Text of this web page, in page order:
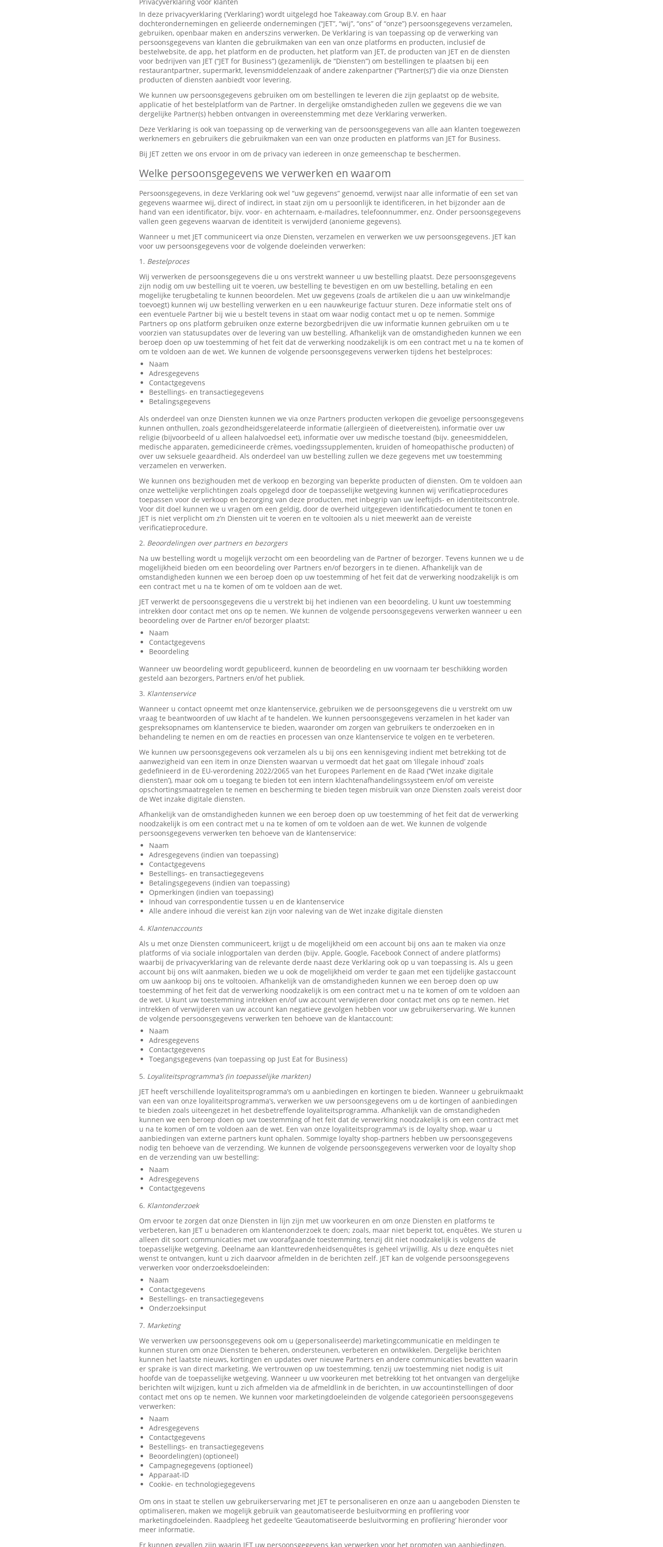
In deze privacyverklaring (‘Verklaring’) wordt uitgelegd hoe Takeaway.com Group B.V. en haar
dochterondernemingen en gelieerde ondernemingen (“JET”, “wij”, “ons” of “onze”) persoonsgegevens verzamelen,
gebruiken, openbaar maken en anderszins verwerken. De Verklaring is van toepassing op de verwerking van
persoonsgegevens van klanten die gebruikmaken van een van onze platforms en producten, inclusief de
bestelwebsite, de app, het platform en de producten, het platform van JET, de producten van JET en de diensten
voor bedrijven van JET (“JET for Business”) (gezamenlijk, de “Diensten”) om bestellingen te plaatsen bij een
restaurantpartner, supermarkt, levensmiddelenzaak of andere zakenpartner (“Partner(s)”) die via onze Diensten
producten of diensten aanbiedt voor levering.
We kunnen uw persoonsgegevens gebruiken om om bestellingen te leveren die zijn geplaatst op de website,
applicatie of het bestelplatform van de Partner. In dergelijke omstandigheden zullen we gegevens die we van
dergelijke Partner(s) hebben ontvangen in overeenstemming met deze Verklaring verwerken.
Deze Verklaring is ook van toepassing op de verwerking van de persoonsgegevens van alle aan klanten toegewezen
werknemers en gebruikers die gebruikmaken van een van onze producten en platforms van JET for Business.
Bij JET zetten we ons ervoor in om de privacy van iedereen in onze gemeenschap te beschermen.
Welke persoonsgegevens we verwerken en waarom
Persoonsgegevens, in deze Verklaring ook wel “uw gegevens” genoemd, verwijst naar alle informatie of een set van
gegevens waarmee wij, direct of indirect, in staat zijn om u persoonlijk te identificeren, in het bijzonder aan de
hand van een identificator, bijv. voor- en achternaam, e-mailadres, telefoonnummer, enz. Onder persoonsgegevens
vallen geen gegevens waarvan de identiteit is verwijderd (anonieme gegevens).
Wanneer u met JET communiceert via onze Diensten, verzamelen en verwerken we uw persoonsgegevens. JET kan
voor uw persoonsgegevens voor de volgende doeleinden verwerken:
1. Bestelproces
Wij verwerken de persoonsgegevens die u ons verstrekt wanneer u uw bestelling plaatst. Deze persoonsgegevens
zijn nodig om uw bestelling uit te voeren, uw bestelling te bevestigen en om uw bestelling, betaling en een
mogelijke terugbetaling te kunnen beoordelen. Met uw gegevens (zoals de artikelen die u aan uw winkelmandje
toevoegt) kunnen wij uw bestelling verwerken en u een nauwkeurige factuur sturen. Deze informatie stelt ons of
een eventuele Partner bij wie u bestelt tevens in staat om waar nodig contact met u op te nemen. Sommige
Partners op ons platform gebruiken onze externe bezorgbedrijven die uw informatie kunnen gebruiken om u te
voorzien van statusupdates over de levering van uw bestelling. Afhankelijk van de omstandigheden kunnen we een
beroep doen op uw toestemming of het feit dat de verwerking noodzakelijk is om een contract met u na te komen of
om te voldoen aan de wet. We kunnen de volgende persoonsgegevens verwerken tijdens het bestelproces:
Naam
Adresgegevens
Contactgegevens
Bestellings- en transactiegegevens
Betalingsgegevens
Als onderdeel van onze Diensten kunnen we via onze Partners producten verkopen die gevoelige persoonsgegevens
kunnen onthullen, zoals gezondheidsgerelateerde informatie (allergieën of dieetvereisten), informatie over uw
religie (bijvoorbeeld of u alleen halalvoedsel eet), informatie over uw medische toestand (bijv. geneesmiddelen,
medische apparaten, gemedicineerde crèmes, voedingssupplementen, kruiden of homeopathische producten) of
over uw seksuele geaardheid. Als onderdeel van uw bestelling zullen we deze gegevens met uw toestemming
verzamelen en verwerken.
We kunnen ons bezighouden met de verkoop en bezorging van beperkte producten of diensten. Om te voldoen aan
onze wettelijke verplichtingen zoals opgelegd door de toepasselijke wetgeving kunnen wij verificatieprocedures
toepassen voor de verkoop en bezorging van deze producten, met inbegrip van uw leeftijds- en identiteitscontrole.
Voor dit doel kunnen we u vragen om een geldig, door de overheid uitgegeven identificatiedocument te tonen en
JET is niet verplicht om z’n Diensten uit te voeren en te voltooien als u niet meewerkt aan de vereiste
verificatieprocedure.
2. Beoordelingen over partners en bezorgers
Na uw bestelling wordt u mogelijk verzocht om een beoordeling van de Partner of bezorger. Tevens kunnen we u de
mogelijkheid bieden om een beoordeling over Partners en/of bezorgers in te dienen. Afhankelijk van de
omstandigheden kunnen we een beroep doen op uw toestemming of het feit dat de verwerking noodzakelijk is om
een contract met u na te komen of om te voldoen aan de wet.
JET verwerkt de persoonsgegevens die u verstrekt bij het indienen van een beoordeling. U kunt uw toestemming
intrekken door contact met ons op te nemen. We kunnen de volgende persoonsgegevens verwerken wanneer u een
beoordeling over de Partner en/of bezorger plaatst:
Naam
Contactgegevens
Beoordeling
Wanneer uw beoordeling wordt gepubliceerd, kunnen de beoordeling en uw voornaam ter beschikking worden
gesteld aan bezorgers, Partners en/of het publiek.
3. Klantenservice
Wanneer u contact opneemt met onze klantenservice, gebruiken we de persoonsgegevens die u verstrekt om uw
vraag te beantwoorden of uw klacht af te handelen. We kunnen persoonsgegevens verzamelen in het kader van
gespreksopnames om klantenservice te bieden, waaronder om zorgen van gebruikers te onderzoeken en in
behandeling te nemen en om de reacties en processen van onze klantenservice te volgen en te verbeteren.
We kunnen uw persoonsgegevens ook verzamelen als u bij ons een kennisgeving indient met betrekking tot de
aanwezigheid van een item in onze Diensten waarvan u vermoedt dat het gaat om ‘illegale inhoud’ zoals
gedefinieerd in de EU-verordening 2022/2065 van het Europees Parlement en de Raad (‘’Wet inzake digitale
diensten’), maar ook om u toegang te bieden tot een intern klachtenafhandelingssysteem en/of om vereiste
opschortingsmaatregelen te nemen en bescherming te bieden tegen misbruik van onze Diensten zoals vereist door
de Wet inzake digitale diensten.
Afhankelijk van de omstandigheden kunnen we een beroep doen op uw toestemming of het feit dat de verwerking
noodzakelijk is om een contract met u na te komen of om te voldoen aan de wet. We kunnen de volgende
persoonsgegevens verwerken ten behoeve van de klantenservice:
Naam
Adresgegevens (indien van toepassing)
Contactgegevens
Bestellings- en transactiegegevens
Betalingsgegevens (indien van toepassing)
Opmerkingen (indien van toepassing)
Inhoud van correspondentie tussen u en de klantenservice
Alle andere inhoud die vereist kan zijn voor naleving van de Wet inzake digitale diensten
4. Klantenaccounts
Als u met onze Diensten communiceert, krijgt u de mogelijkheid om een account bij ons aan te maken via onze
platforms of via sociale inlogportalen van derden (bijv. Apple, Google, Facebook Connect of andere platforms)
waarbij de privacyverklaring van de relevante derde naast deze Verklaring ook op u van toepassing is. Als u geen
account bij ons wilt aanmaken, bieden we u ook de mogelijkheid om verder te gaan met een tijdelijke gastaccount
om uw aankoop bij ons te voltooien. Afhankelijk van de omstandigheden kunnen we een beroep doen op uw
toestemming of het feit dat de verwerking noodzakelijk is om een contract met u na te komen of om te voldoen aan
de wet. U kunt uw toestemming intrekken en/of uw account verwijderen door contact met ons op te nemen. Het
intrekken of verwijderen van uw account kan negatieve gevolgen hebben voor uw gebruikerservaring. We kunnen
de volgende persoonsgegevens verwerken ten behoeve van de klantaccount:
Naam
Adresgegevens
Contactgegevens
Toegangsgegevens (van toepassing op Just Eat for Business)
5. Loyaliteitsprogramma’s (in toepasselijke markten)
JET heeft verschillende loyaliteitsprogramma’s om u aanbiedingen en kortingen te bieden. Wanneer u gebruikmaakt
van een van onze loyaliteitsprogramma’s, verwerken we uw persoonsgegevens om u de kortingen of aanbiedingen
te bieden zoals uiteengezet in het desbetreffende loyaliteitsprogramma. Afhankelijk van de omstandigheden
kunnen we een beroep doen op uw toestemming of het feit dat de verwerking noodzakelijk is om een contract met
u na te komen of om te voldoen aan de wet. Een van onze loyaliteitsprogramma’s is de loyalty shop, waar u
aanbiedingen van externe partners kunt ophalen. Sommige loyalty shop-partners hebben uw persoonsgegevens
nodig ten behoeve van de verzending. We kunnen de volgende persoonsgegevens verwerken voor de loyalty shop
en de verzending van uw bestelling:
Naam
Adresgegevens
Contactgegevens
6. Klantonderzoek
Om ervoor te zorgen dat onze Diensten in lijn zijn met uw voorkeuren en om onze Diensten en platforms te
verbeteren, kan JET u benaderen om klantenonderzoek te doen; zoals, maar niet beperkt tot, enquêtes. We sturen u
alleen dit soort communicaties met uw voorafgaande toestemming, tenzij dit niet noodzakelijk is volgens de
toepasselijke wetgeving. Deelname aan klanttevredenheidsenquêtes is geheel vrijwillig. Als u deze enquêtes niet
wenst te ontvangen, kunt u zich daarvoor afmelden in de berichten zelf. JET kan de volgende persoonsgegevens
verwerken voor onderzoeksdoeleinden:
Naam
Contactgegevens
Bestellings- en transactiegegevens
Onderzoeksinput
7. Marketing
We verwerken uw persoonsgegevens ook om u (gepersonaliseerde) marketingcommunicatie en meldingen te
kunnen sturen om onze Diensten te beheren, ondersteunen, verbeteren en ontwikkelen. Dergelijke berichten
kunnen het laatste nieuws, kortingen en updates over nieuwe Partners en andere communicaties bevatten waarin
er sprake is van direct marketing. We vertrouwen op uw toestemming, tenzij uw toestemming niet nodig is uit
hoofde van de toepasselijke wetgeving. Wanneer u uw voorkeuren met betrekking tot het ontvangen van dergelijke
berichten wilt wijzigen, kunt u zich afmelden via de afmeldlink in de berichten, in uw accountinstellingen of door
contact met ons op te nemen. We kunnen voor marketingdoeleinden de volgende categorieën persoonsgegevens
verwerken:
Naam
Adresgegevens
Contactgegevens
Bestellings- en transactiegegevens
Beoordeling(en) (optioneel)
Campagnegegevens (optioneel)
Apparaat-ID
Cookie- en technologiegegevens
Om ons in staat te stellen uw gebruikerservaring met JET te personaliseren en onze aan u aangeboden Diensten te
optimaliseren, maken we mogelijk gebruik van geautomatiseerde besluitvorming en profilering voor
marketingdoeleinden. Raadpleeg het gedeelte ‘Geautomatiseerde besluitvorming en profilering’ hieronder voor
meer informatie.
Er kunnen gevallen zijn waarin JET uw persoonsgegevens kan verwerken voor het promoten van aanbiedingen,